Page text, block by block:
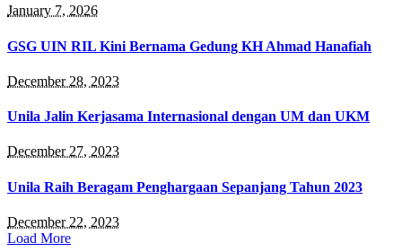
January 7, 2026
GSG UIN RIL Kini Bernama Gedung KH Ahmad Hanafiah
December 28, 2023
Unila Jalin Kerjasama Internasional dengan UM dan UKM
December 27, 2023
Unila Raih Beragam Penghargaan Sepanjang Tahun 2023
December 22, 2023
Load More